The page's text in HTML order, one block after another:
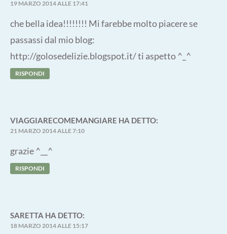
19 MARZO 2014 ALLE 17:41
che bella idea!!!!!!!! Mi farebbe molto piacere se
passassi dal mio blog:
http://golosedelizie.blogspot.it/ti aspetto ^_^
RISPONDI
VIAGGIARECOMEMANGIARE HA DETTO:
21 MARZO 2014 ALLE 7:10
grazie ^__^
RISPONDI
SARETTA HA DETTO:
18 MARZO 2014 ALLE 15:17